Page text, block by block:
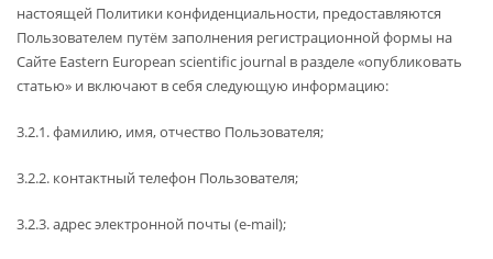
настоящей Политики конфиденциальности, предоставляются
Пользователем путём заполнения регистрационной формы на
Сайте Eastern European scientific journal в разделе «опубликовать
статью» и включают в себя следующую информацию:
3.2.1. фамилию, имя, отчество Пользователя;
3.2.2. контактный телефон Пользователя;
3.2.3. адрес электронной почты (e-mail);